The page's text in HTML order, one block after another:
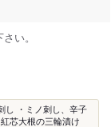
い。
し ・ミノ刺し、辛子
芯大根の三輪漬け